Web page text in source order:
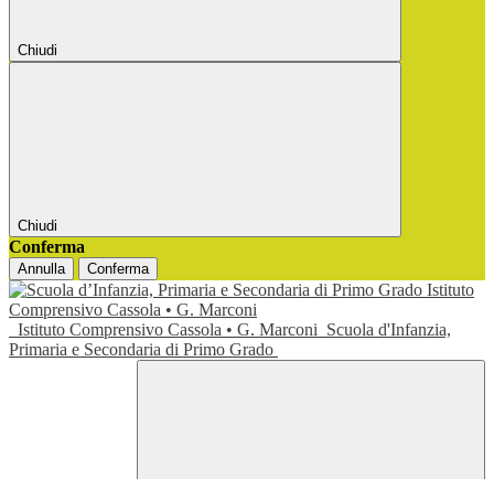
Chiudi
Chiudi
Conferma
Annulla Conferma
Istituto Comprensivo Cassola • G. Marconi Scuola d'Infanzia,
Primaria e Secondaria di Primo Grado